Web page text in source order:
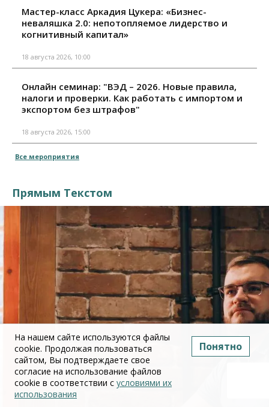
Мастер-класс Аркадия Цукера: «Бизнес-
неваляшка 2.0: непотопляемое лидерство и
когнитивный капитал»
18 августа 2026, 10:00
Онлайн семинар: "ВЭД – 2026. Новые правила,
налоги и проверки. Как работать с импортом и
экспортом без штрафов"
18 августа 2026, 15:00
Все мероприятия
Прямым Текстом
На нашем сайте используются файлы
cookie. Продолжая пользоваться
сайтом, Вы подтверждаете свое
согласие на использование файлов
cookie в соответствии с условиями их
использования
Понятно